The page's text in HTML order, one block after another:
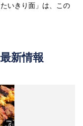
いきり面」は、この
新情報